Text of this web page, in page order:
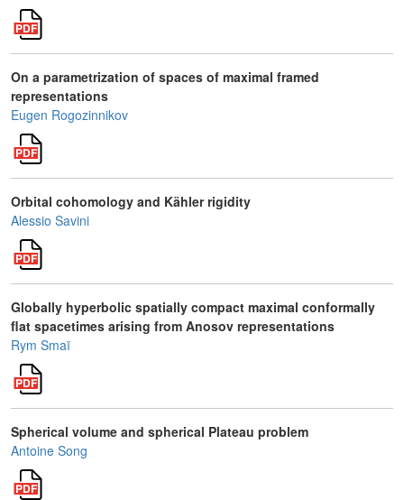
On a parametrization of spaces of maximal framed
representations
Eugen Rogozinnikov
Orbital cohomology and Kähler rigidity
Alessio Savini
Globally hyperbolic spatially compact maximal conformally
flat spacetimes arising from Anosov representations
Rym Smaï
Spherical volume and spherical Plateau problem
Antoine Song